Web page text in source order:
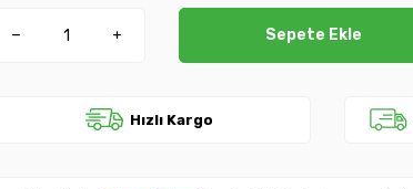
Sepete Ekle
Hızlı Kargo